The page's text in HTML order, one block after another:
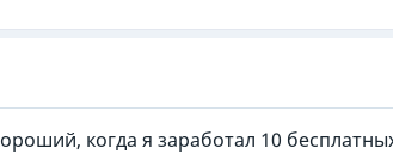
когда я заработал 10